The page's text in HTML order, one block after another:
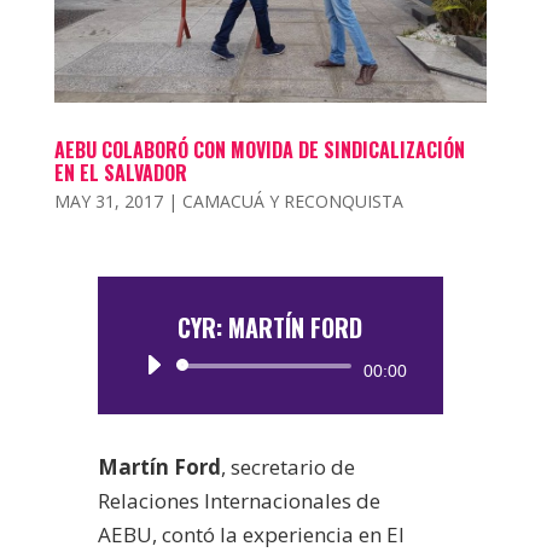
AEBU COLABORÓ CON MOVIDA DE SINDICALIZACIÓN
EN EL SALVADOR
MAY 31, 2017| CAMACUÁ Y RECONQUISTA
CYR: MARTÍN FORD
Reproductor
00:00
Martín Ford, secretario de
Relaciones Internacionales de
AEBU, contó la experiencia en El